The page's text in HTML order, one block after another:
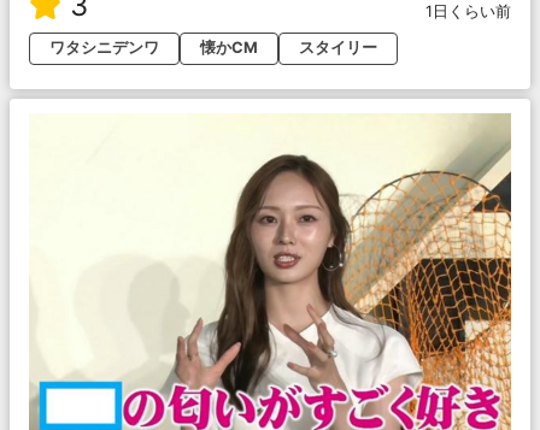
1日くらい前
ワタシニデンワ
懐かCM スタイリー